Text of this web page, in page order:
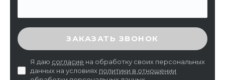
ВВЕДИТЕ ПРОВЕРОЧНЫЙ КОД
ЗАКАЗАТЬ ЗВОНОК
Я даю согласие на обработку своих персональных
данных на условиях политики в отношении